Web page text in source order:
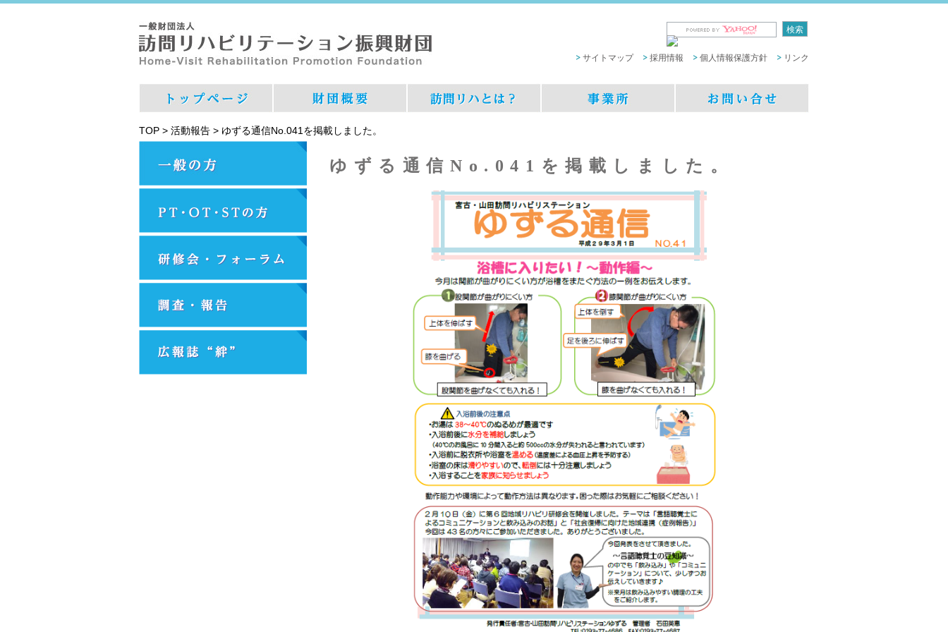
サイトマップ 採用情報 個人情報保護方針 リンク
TOP > 活動報告 > ゆずる通信No.041を掲載しました。
ゆずる通信No.041を掲載しました。